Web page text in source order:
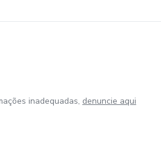
inadequadas, denuncie aqui